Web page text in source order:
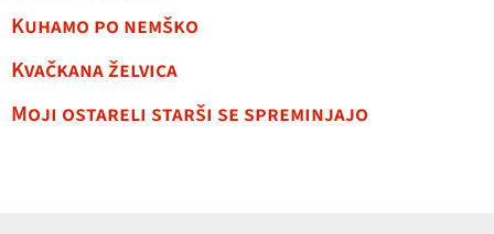
Kuhamo po nemško
Kvačkana želvica
Moji ostareli starši se spreminjajo